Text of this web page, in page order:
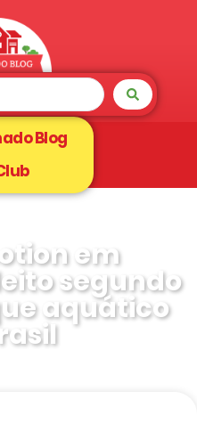
Blog
em
segundo
aquático